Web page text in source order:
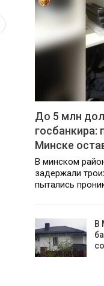
До 5 млн
Минске
В минском
задержали
пытались
В